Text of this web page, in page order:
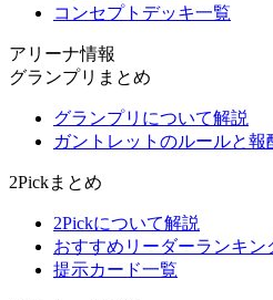
コンセプトデッキ一覧
アリーナ情報
グランプリまとめ
グランプリについて解説
ガントレットのルールと報
2Pickまとめ
2Pickについて解説
おすすめリーダーランキン
提示カード一覧